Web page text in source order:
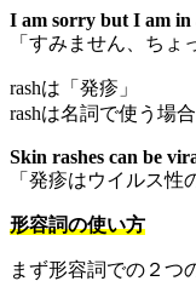
I am sorry but I am in
「すみません、ちょ
rashは「発疹」
rashは名詞で使う場
Skin rashes can be
「発疹はウイルス性
形容詞の使い方
まず形容詞での２つ